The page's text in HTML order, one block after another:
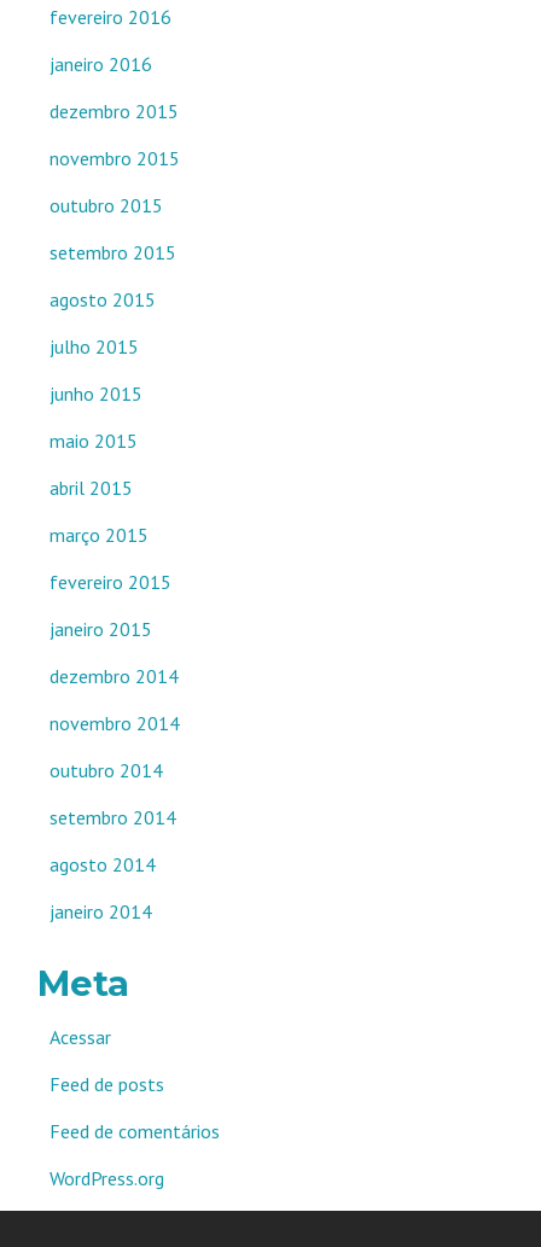
fevereiro 2016
janeiro 2016
dezembro 2015
novembro 2015
outubro 2015
setembro 2015
agosto 2015
julho 2015
junho 2015
maio 2015
abril 2015
março 2015
fevereiro 2015
janeiro 2015
dezembro 2014
novembro 2014
outubro 2014
setembro 2014
agosto 2014
janeiro 2014
Meta
Acessar
Feed de posts
Feed de comentários
WordPress.org